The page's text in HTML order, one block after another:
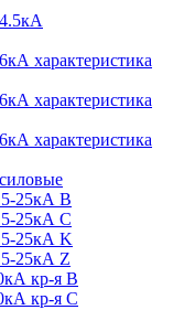
характеристика
характеристика
характеристика
25кА B
25кА C
25кА K
25кА Z
кр-я B
кр-я C